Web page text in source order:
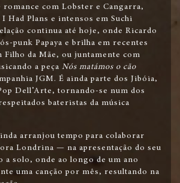
romance com Lobster e Cangarra,
Had Plans e intensos em Suchi
continua até hoje, onde Ricardo
punk Papaya e brilha em recentes
Filho da Mãe, ou juntamente com
a peça Nós matámos o cão
JGM. É ainda parte dos Jibóia,
Dell’Arte, tornando-se num dos
bateristas da música
arranjou tempo para colaborar
Londrina — na apresentação do seu
solo, onde ao longo de um ano
uma canção por mês, resultando na